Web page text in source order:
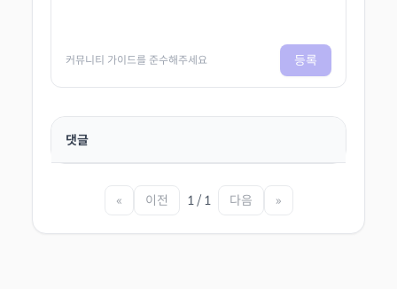
커뮤니티 가이드를 준수해주세요 등록
댓글
« 이전 1 / 1 다음 »